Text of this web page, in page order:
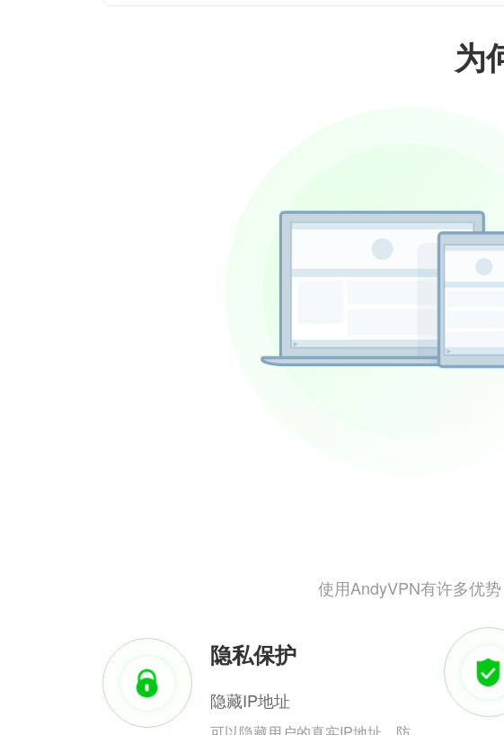
为
使用AndyVPN有许多优
隐私保护
隐藏IP地址